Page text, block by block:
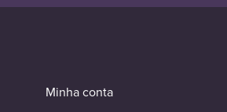
Minha conta